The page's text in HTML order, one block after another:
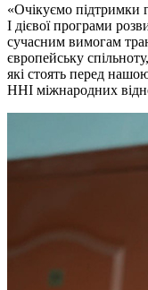
«Очікуємо підтримки
І дієвої програми
сучасним вимогам
європейську
які стоять перед
ННІ міжнародних